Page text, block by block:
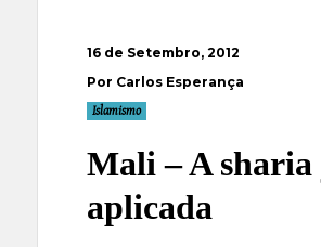
16 de Setembro, 2012
Por Carlos Esperança
Islamismo
Mali – A sharia
aplicada